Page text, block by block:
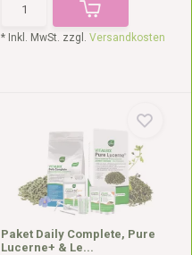
* Inkl. MwSt. zzgl. Versandkosten
Paket Daily Complete, Pure
Lucerne+ & Le...